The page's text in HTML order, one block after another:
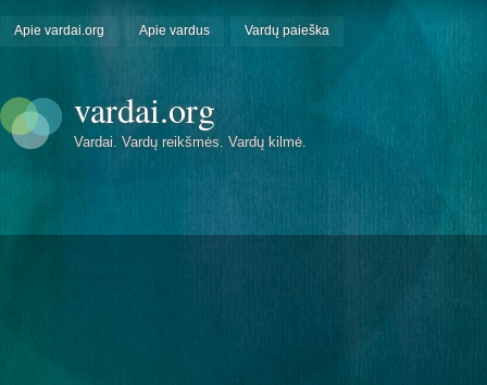
Apie vardai.org Apie vardus Vardų paieška
vardai.org
Vardai. Vardų reikšmės. Vardų kilmė.